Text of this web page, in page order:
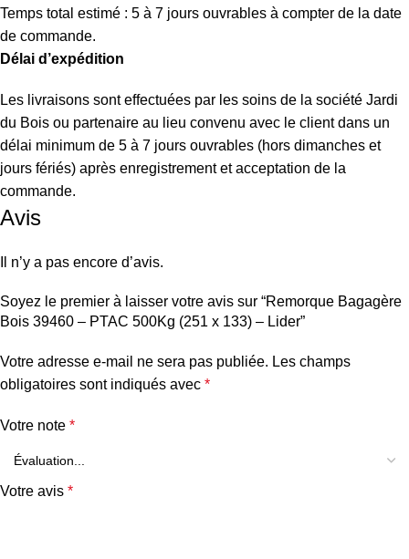
Temps total estimé : 5 à 7 jours ouvrables à compter de la date
de commande.
Délai d’expédition
Les livraisons sont effectuées par les soins de la société Jardi
du Bois ou partenaire au lieu convenu avec le client dans un
délai minimum de 5 à 7 jours ouvrables (hors dimanches et
jours fériés) après enregistrement et acceptation de la
commande.
Avis
Il n’y a pas encore d’avis.
Soyez le premier à laisser votre avis sur “Remorque Bagagère
Bois 39460 – PTAC 500Kg (251 x 133) – Lider”
Votre adresse e-mail ne sera pas publiée. Les champs
obligatoires sont indiqués avec *
Votre note *
Votre avis *